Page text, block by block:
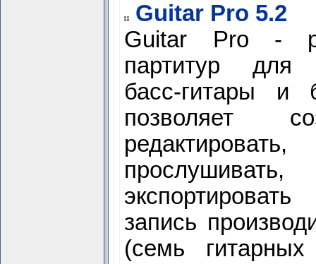
Guitar Pro 5.2
Guitar Pro -
партитур для
басс-гитары и
позволяет
запись
(семь